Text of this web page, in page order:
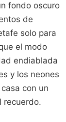
fondo oscuro
de
solo para
el modo
endiablada
y los neones
con un
recuerdo.